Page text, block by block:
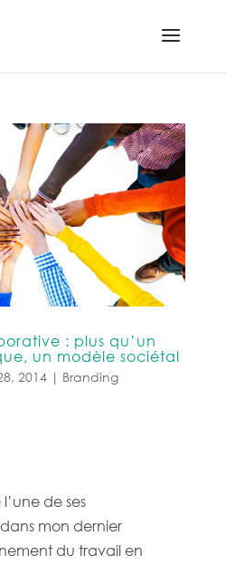
: plus qu’un
un modèle sociétal
2014| Branding
de ses
mon dernier
du travail en